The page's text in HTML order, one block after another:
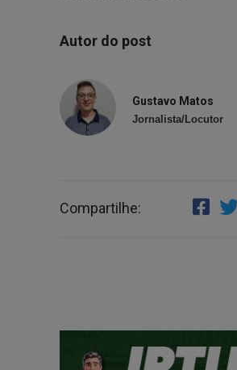
Autor do post
Gustavo Matos
Jornalista/Locutor
Compartilhe: